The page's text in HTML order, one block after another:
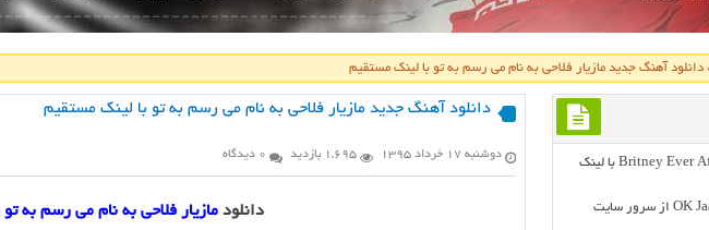
دانلود آهنگ جدید مازیار فلاحی به نام می رسم به تو با لینک مستقیم
دانلود آهنگ جدید مازیار فلاحی به نام می رسم به تو با لینک مستقیم
دوشنبه ۱۷ خرداد ۱۳۹۵ 1,695 بازدید 0 دیدگاه
دانلود مازیار فلاحی به نام می رسم به
دانلود رایگان مسنتد خارجی Britney Ever After 2017 با لینک